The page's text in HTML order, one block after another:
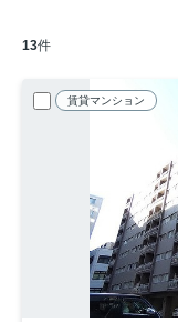
13件
賃貸マンション